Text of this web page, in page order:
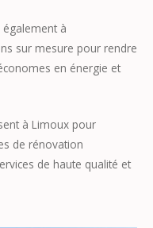
à
sur mesure pour rendre
en énergie et
à Limoux pour
de rénovation
de haute qualité et